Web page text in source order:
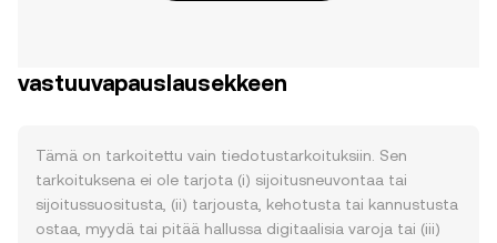
vastuuvapauslausekkeen
Tämä on tarkoitettu vain tiedotustarkoituksiin. Sen
tarkoituksena ei ole tarjota (i) sijoitusneuvontaa tai
sijoitussuositusta, (ii) tarjousta, kehotusta tai kannustusta
ostaa, myydä tai pitää hallussa digitaalisia varoja tai (iii)